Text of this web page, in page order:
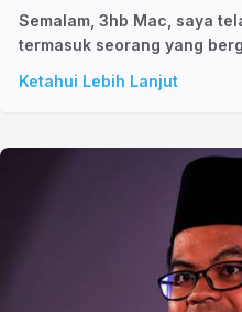
Semalam, 3hb Mac, saya
termasuk seorang yang
Ketahui Lebih Lanjut